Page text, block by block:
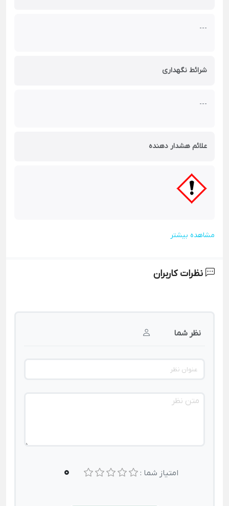
---
شرائط نگهداری
---
علائم هشدار دهنده
مشاهده بیشتر
نظرات کاربران
نظر شما
امتیاز شما : 0